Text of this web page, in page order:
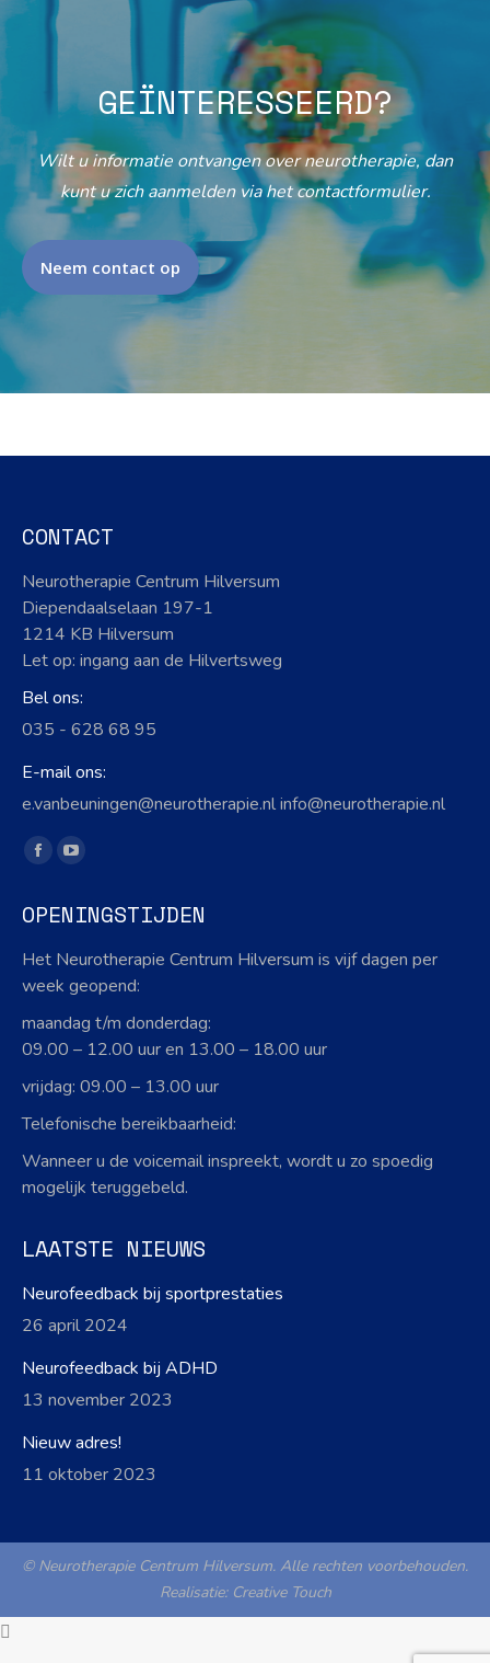
GEÏNTERESSEERD?
Wilt u informatie ontvangen over neurotherapie, dan
kunt u zich aanmelden via het contactformulier.
Neem contact op
CONTACT
Neurotherapie Centrum Hilversum
Diependaalselaan 197-1
1214 KB Hilversum
Let op: ingang aan de Hilvertsweg
Bel ons:
035 - 628 68 95
E-mail ons:
e.vanbeuningen@neurotherapie.nl info@neurotherapie.nl
Vind ons op:
Facebook
opens
in
new
YouTube
opens
new
OPENINGSTIJDEN
Het Neurotherapie Centrum Hilversum is vijf dagen per
week geopend:
maandag t/m donderdag:
09.00 – 12.00 uur en 13.00 – 18.00 uur
vrijdag: 09.00 – 13.00 uur
Telefonische bereikbaarheid:
Wanneer u de voicemail inspreekt, wordt u zo spoedig
mogelijk teruggebeld.
LAATSTE NIEUWS
Neurofeedback bij sportprestaties
26 april 2024
Neurofeedback bij ADHD
13 november 2023
Nieuw adres!
11 oktober 2023
© Neurotherapie Centrum Hilversum. Alle rechten voorbehouden.
Realisatie: Creative Touch